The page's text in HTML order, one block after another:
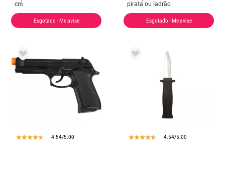
cm
Esgotado - Me avise
pirata ou ladrão
Esgotado - Me avise
4.54/5.00 4.54/5.00